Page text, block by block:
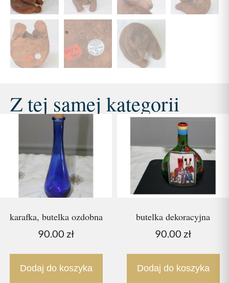
Z tej samej kategorii
karafka, butelka ozdobna
90.00 zł
Dodaj do koszyka
butelka dekoracyjna
90.00 zł
Dodaj do koszyka